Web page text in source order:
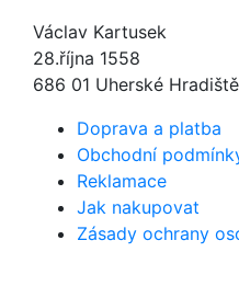
Václav Kartusek
28.října 1558
686 01 Uherské Hradiště
Doprava a platba
Obchodní
Reklamace
Jak nakupovat
Zásady ochrany